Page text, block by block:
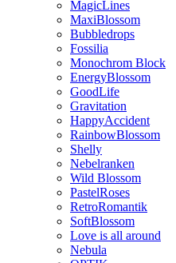
MagicLines
MaxiBlossom
Bubbledrops
Fossilia
Monochrom Block
EnergyBlossom
GoodLife
Gravitation
HappyAccident
RainbowBlossom
Shelly
Nebelranken
Wild Blossom
PastelRoses
RetroRomantik
SoftBlossom
Love is all around
Nebula